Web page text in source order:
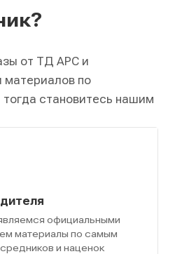
от ТД АРС и
материалов по
становитесь нашим
официальными
материалы по самым
и наценок